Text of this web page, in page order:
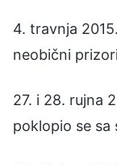
4. travnja
neobični
27. i 28. rujna
poklopio se sa